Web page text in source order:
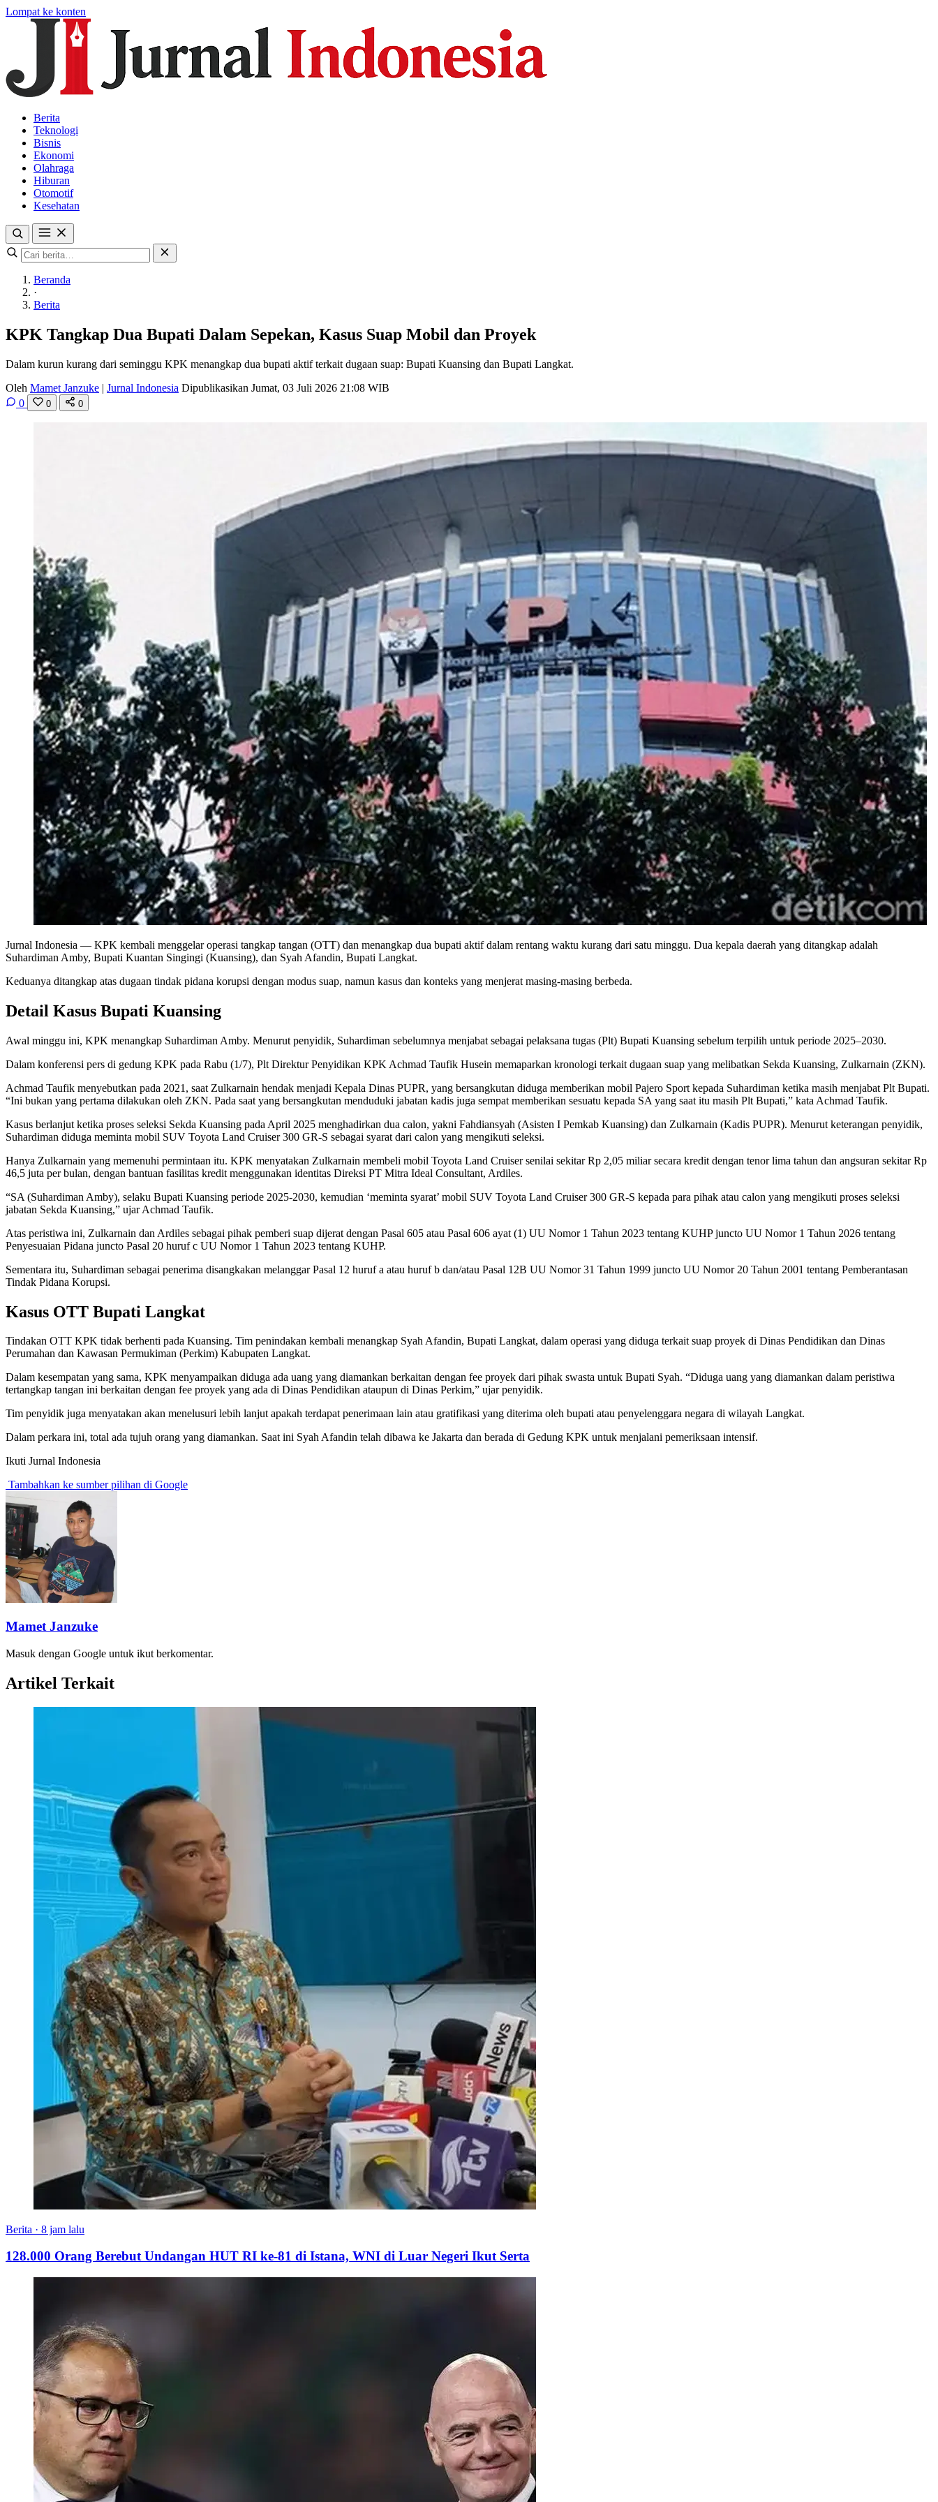
Lompat ke konten
Berita
Teknologi
Bisnis
Ekonomi
Olahraga
Hiburan
Otomotif
Kesehatan
Beranda
·
Berita
KPK Tangkap Dua Bupati Dalam Sepekan, Kasus Suap Mobil dan Proyek
Dalam kurun kurang dari seminggu KPK menangkap dua bupati aktif terkait dugaan suap: Bupati Kuansing dan Bupati Langkat.
Oleh Mamet Janzuke | Jurnal Indonesia Dipublikasikan Jumat, 03 Juli 2026 21:08 WIB
0
0 0
Jurnal Indonesia — KPK kembali menggelar operasi tangkap tangan (OTT) dan menangkap dua bupati aktif dalam rentang waktu kurang dari satu minggu. Dua kepala daerah yang ditangkap adalah
Suhardiman Amby, Bupati Kuantan Singingi (Kuansing), dan Syah Afandin, Bupati Langkat.
Keduanya ditangkap atas dugaan tindak pidana korupsi dengan modus suap, namun kasus dan konteks yang menjerat masing-masing berbeda.
Detail Kasus Bupati Kuansing
Awal minggu ini, KPK menangkap Suhardiman Amby. Menurut penyidik, Suhardiman sebelumnya menjabat sebagai pelaksana tugas (Plt) Bupati Kuansing sebelum terpilih untuk periode 2025–2030.
Dalam konferensi pers di gedung KPK pada Rabu (1/7), Plt Direktur Penyidikan KPK Achmad Taufik Husein memaparkan kronologi terkait dugaan suap yang melibatkan Sekda Kuansing, Zulkarnain (ZKN).
Achmad Taufik menyebutkan pada 2021, saat Zulkarnain hendak menjadi Kepala Dinas PUPR, yang bersangkutan diduga memberikan mobil Pajero Sport kepada Suhardiman ketika masih menjabat Plt Bupati.
“Ini bukan yang pertama dilakukan oleh ZKN. Pada saat yang bersangkutan menduduki jabatan kadis juga sempat memberikan sesuatu kepada SA yang saat itu masih Plt Bupati,” kata Achmad Taufik.
Kasus berlanjut ketika proses seleksi Sekda Kuansing pada April 2025 menghadirkan dua calon, yakni Fahdiansyah (Asisten I Pemkab Kuansing) dan Zulkarnain (Kadis PUPR). Menurut keterangan penyidik,
Suhardiman diduga meminta mobil SUV Toyota Land Cruiser 300 GR-S sebagai syarat dari calon yang mengikuti seleksi.
Hanya Zulkarnain yang memenuhi permintaan itu. KPK menyatakan Zulkarnain membeli mobil Toyota Land Cruiser senilai sekitar Rp 2,05 miliar secara kredit dengan tenor lima tahun dan angsuran sekitar Rp
46,5 juta per bulan, dengan bantuan fasilitas kredit menggunakan identitas Direksi PT Mitra Ideal Consultant, Ardiles.
“SA (Suhardiman Amby), selaku Bupati Kuansing periode 2025-2030, kemudian ‘meminta syarat’ mobil SUV Toyota Land Cruiser 300 GR-S kepada para pihak atau calon yang mengikuti proses seleksi
jabatan Sekda Kuansing,” ujar Achmad Taufik.
Atas peristiwa ini, Zulkarnain dan Ardiles sebagai pihak pemberi suap dijerat dengan Pasal 605 atau Pasal 606 ayat (1) UU Nomor 1 Tahun 2023 tentang KUHP juncto UU Nomor 1 Tahun 2026 tentang
Penyesuaian Pidana juncto Pasal 20 huruf c UU Nomor 1 Tahun 2023 tentang KUHP.
Sementara itu, Suhardiman sebagai penerima disangkakan melanggar Pasal 12 huruf a atau huruf b dan/atau Pasal 12B UU Nomor 31 Tahun 1999 juncto UU Nomor 20 Tahun 2001 tentang Pemberantasan
Tindak Pidana Korupsi.
Kasus OTT Bupati Langkat
Tindakan OTT KPK tidak berhenti pada Kuansing. Tim penindakan kembali menangkap Syah Afandin, Bupati Langkat, dalam operasi yang diduga terkait suap proyek di Dinas Pendidikan dan Dinas
Perumahan dan Kawasan Permukiman (Perkim) Kabupaten Langkat.
Dalam kesempatan yang sama, KPK menyampaikan diduga ada uang yang diamankan berkaitan dengan fee proyek dari pihak swasta untuk Bupati Syah. “Diduga uang yang diamankan dalam peristiwa
tertangkap tangan ini berkaitan dengan fee proyek yang ada di Dinas Pendidikan ataupun di Dinas Perkim,” ujar penyidik.
Tim penyidik juga menyatakan akan menelusuri lebih lanjut apakah terdapat penerimaan lain atau gratifikasi yang diterima oleh bupati atau penyelenggara negara di wilayah Langkat.
Dalam perkara ini, total ada tujuh orang yang diamankan. Saat ini Syah Afandin telah dibawa ke Jakarta dan berada di Gedung KPK untuk menjalani pemeriksaan intensif.
Ikuti Jurnal Indonesia
Tambahkan ke sumber pilihan di Google
Mamet Janzuke
Masuk dengan Google untuk ikut berkomentar.
Artikel Terkait
Berita · 8 jam lalu
128.000 Orang Berebut Undangan HUT RI ke-81 di Istana, WNI di Luar Negeri Ikut Serta